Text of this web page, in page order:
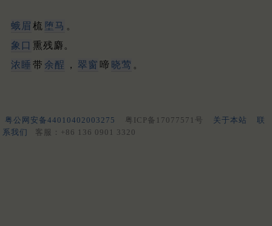
蛾眉 梳 堕马 。
象口 熏残麝。
浓睡 带 余酲 ， 翠窗 啼 晓莺 。
粤公网安备44010402003275 粤ICP备17077571号 关于本站
联
系我们
客服：+86 136 0901 3320